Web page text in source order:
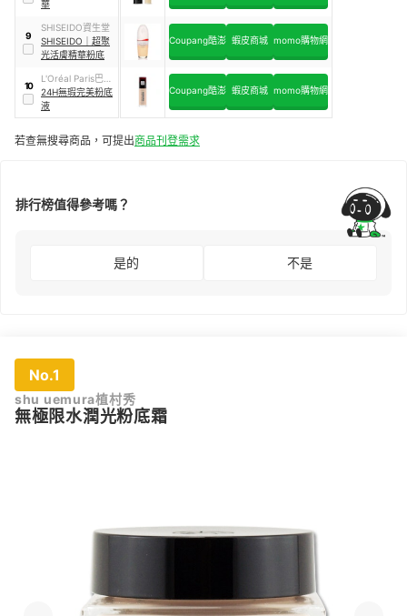
華
9
SHISEIDO資生堂
SHISEIDO
超聚
光活膚精華粉底
Coupang酷澎 蝦皮商城 momo購物網
10
L'Oréal Paris巴黎
萊雅
24H無瑕完美粉底
液
Coupang酷澎 蝦皮商城 momo購物網
若查無搜尋商品，可提出商品刊登需求
排行榜值得參考嗎？
是的 不是
No.1
shu uemura植村秀
無極限水潤光粉底霜